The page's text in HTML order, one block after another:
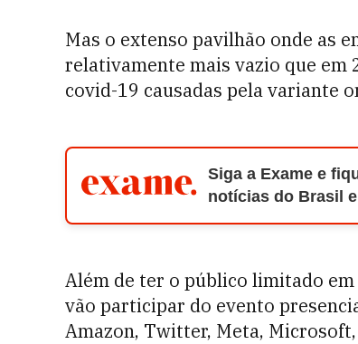
Mas o extenso pavilhão onde as
relativamente mais vazio que em
covid-19 causadas pela variante
Siga a Exame e
notícias do Brasil
Além de ter o público limitado
vão participar do evento
Amazon, Twitter, Meta,